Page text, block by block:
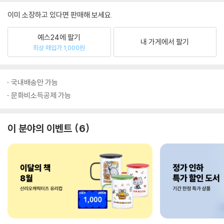
이미 소장하고 있다면 판매해 보세요.
예스24에 팔기
최상 매입가 1,000원
내 가게에서 팔기
국내배송만 가능
문화비소득공제 가능
이 분야의 이벤트 6